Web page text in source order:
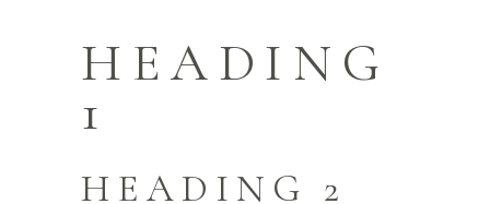
HEADING
1
HEADING 2